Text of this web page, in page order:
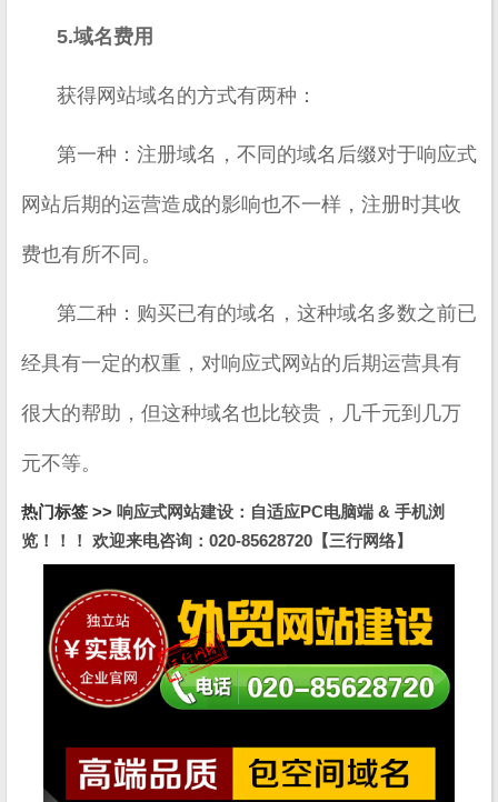
5.域名费用
获得网站域名的方式有两种：
第一种：注册域名，不同的域名后缀对于响应式
网站后期的运营造成的影响也不一样，注册时其收
费也有所不同。
第二种：购买已有的域名，这种域名多数之前已
经具有一定的权重，对响应式网站的后期运营具有
很大的帮助，但这种域名也比较贵，几千元到几万
元不等。
热门标签 >> 响应式网站建设：自适应PC电脑端 & 手机浏
览！！！ 欢迎来电咨询：020-85628720【三行网络】